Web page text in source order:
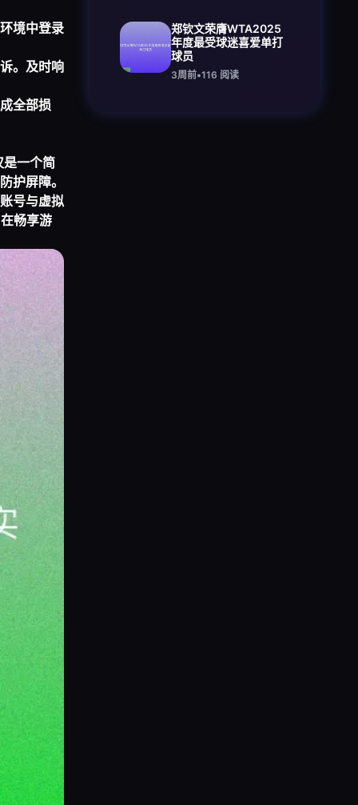
境中登录
。及时响
全部损
是一个简
护屏障。
号与虚拟
畅享游
郑钦文荣膺WTA2025
年度最受球迷喜爱单打
球员
3周前•116 阅读